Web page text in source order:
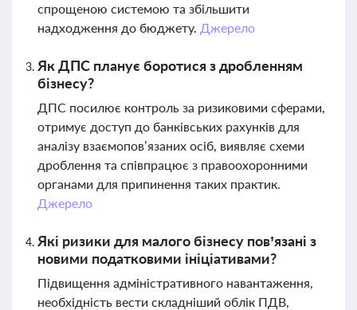
спрощеною системою та збільшити
надходження до бюджету. Джерело
Як ДПС планує боротися з дробленням
бізнесу?
ДПС посилює контроль за ризиковими сферами,
отримує доступ до банківських рахунків для
аналізу взаємопов’язаних осіб, виявляє схеми
дроблення та співпрацює з правоохоронними
органами для припинення таких практик.
Джерело
Які ризики для малого бізнесу пов’язані з
новими податковими ініціативами?
Підвищення адміністративного навантаження,
необхідність вести складніший облік ПДВ,